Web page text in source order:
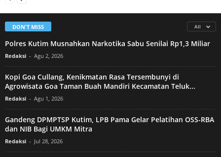
DON'T MISS All
Polres Kutim Musnahkan Narkotika Sabu Senilai Rp1,3 Miliar
Redaksi - Agu 2, 2026
Kopi Goa Cullang, Kenikmatan Rasa Tersembunyi di
Agrowisata Goa Taman Buah Mandiri Kecamatan Teluk...
Redaksi - Agu 1, 2026
Gandeng DPMPTSP Kutim, LPB Pama Gelar Pelatihan OSS-RBA
dan NIB Bagi UMKM Mitra
Redaksi - Jul 28, 2026